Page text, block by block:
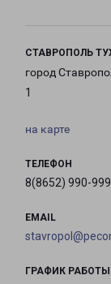
СТАВРОПОЛЬ
город
1
на карте
ТЕЛЕФОН
8(8652) 990-999
EMAIL
ГРАФИК РАБОТЫ